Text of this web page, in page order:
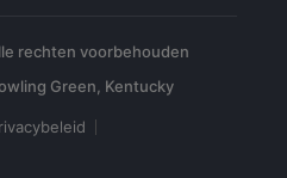
rechten voorbehouden